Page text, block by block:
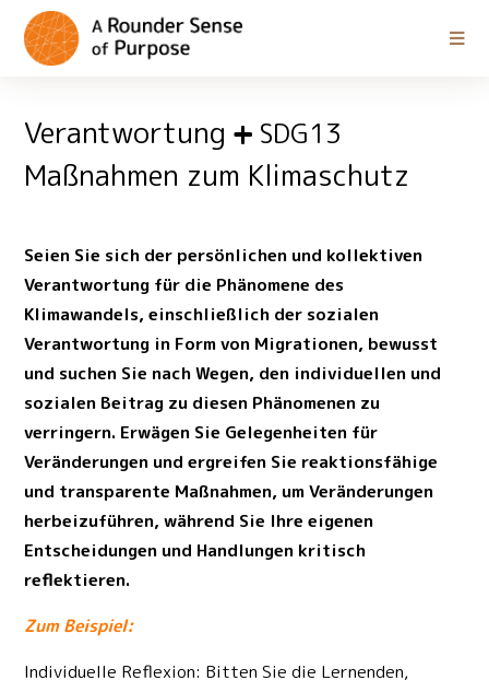
Verantwortung SDG13
Maßnahmen zum Klimaschutz
Seien Sie sich der persönlichen und kollektiven
Verantwortung für die Phänomene des
Klimawandels, einschließlich der sozialen
Verantwortung in Form von Migrationen, bewusst
und suchen Sie nach Wegen, den individuellen und
sozialen Beitrag zu diesen Phänomenen zu
verringern. Erwägen Sie Gelegenheiten für
Veränderungen und ergreifen Sie reaktionsfähige
und transparente Maßnahmen, um Veränderungen
herbeizuführen, während Sie Ihre eigenen
Entscheidungen und Handlungen kritisch
reflektieren.
Zum Beispiel:
Individuelle Reflexion: Bitten Sie die Lernenden,